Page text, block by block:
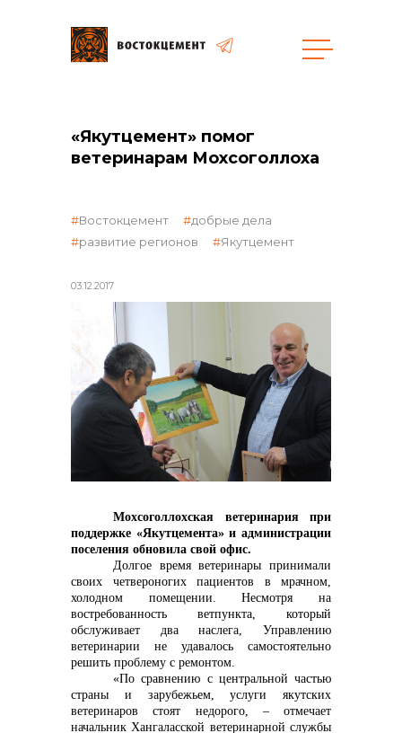
реализация неликвидов
контакты отдела закупок
Контакты
+7 (423) 234 50 50
info@vostokcement.ru
«Якутцемент» помог
ветеринарам Мохсоголлоха
03.12.2017
Востокцемент
добрые дела
развитие регионов
Якутцемент
Мохсоголлохская ветеринария при
поддержке «Якутцемента» и администрации
поселения обновила свой офис.
Долгое время ветеринары принимали
своих четвероногих пациентов в мрачном,
холодном помещении. Несмотря на
востребованность ветпункта, который
обслуживает два наслега, Управлению
ветеринарии не удавалось самостоятельно
решить проблему с ремонтом.
«По сравнению с центральной частью
страны и зарубежьем, услуги якутских
ветеринаров стоят недорого, – отмечает
начальник Хангаласской ветеринарной службы